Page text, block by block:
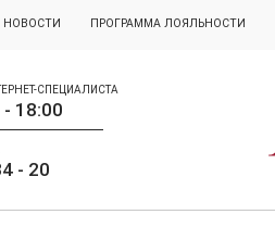
НОВОСТИ ПРОГРАММА ЛОЯЛЬНОСТИ
СПЕЦИАЛИСТА
18:00
- 20